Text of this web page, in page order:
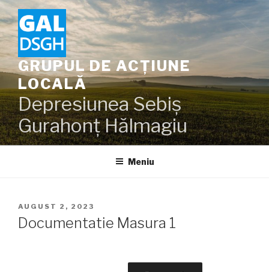
Sari
la
conținut
GRUPUL DE ACȚIUNE
LOCALĂ
Depresiunea Sebiș
Gurahonț Hălmagiu
Meniu
PUBLICAT
PE
AUGUST 2, 2023
Documentatie Masura 1